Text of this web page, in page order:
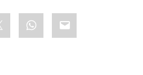
WhatsApp
Email